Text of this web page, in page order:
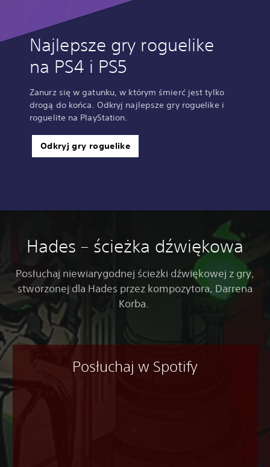
Najlepsze gry roguelike
na PS4 i PS5
Zanurz się w gatunku, w którym śmierć jest tylko
drogą do końca. Odkryj najlepsze gry roguelike i
roguelite na PlayStation.
Odkryj gry roguelike
Hades – ścieżka dźwiękowa
Posłuchaj niewiarygodnej ścieżki dźwiękowej z gry,
stworzonej dla Hades przez kompozytora, Darrena
Korba.
Posłuchaj w Spotify